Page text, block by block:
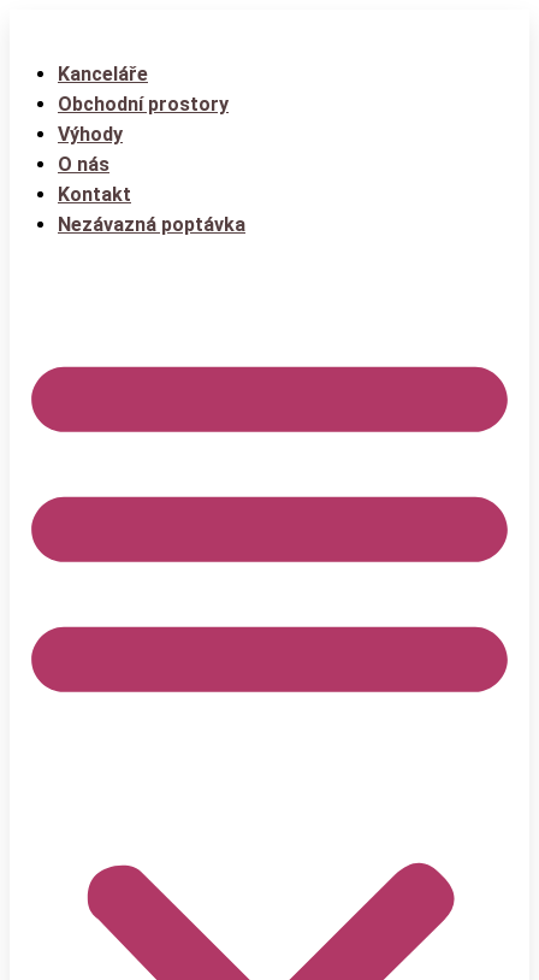
Kanceláře
Obchodní prostory
Výhody
O nás
Kontakt
Nezávazná poptávka